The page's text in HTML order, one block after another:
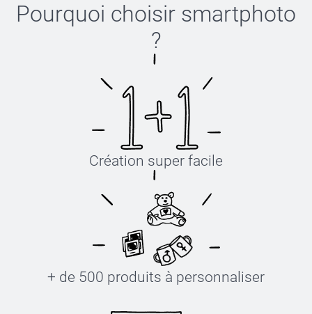
Pourquoi choisir smartphoto
?
Création super facile
+ de 500 produits à personnaliser